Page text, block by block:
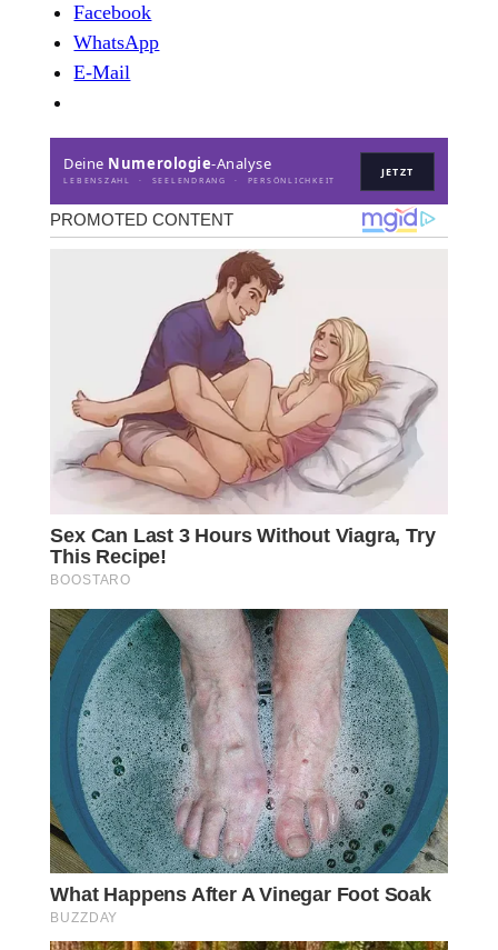
Facebook
WhatsApp
E-Mail
Deine Numerologie-Analyse
LEBENSZAHL · SEELENDRANG · PERSÖNLICHKEIT
JETZT